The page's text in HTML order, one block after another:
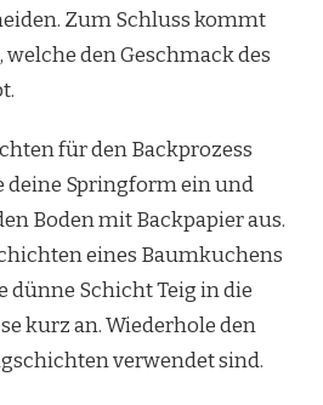
Zum Schluss kommt
welche den Geschmack des
für den Backprozess
deine Springform ein und
Boden mit Backpapier aus.
eines Baumkuchens
dünne Schicht Teig in die
kurz an. Wiederhole den
verwendet sind.